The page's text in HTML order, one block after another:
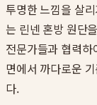
투명한 느낌을 살
는 린넨 혼방 원단
전문가들과 협력
면에서 까다로운
다.